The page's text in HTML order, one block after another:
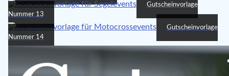
Gutscheinvorlage
Nummer 13
Gutscheinvorlage
Nummer 14